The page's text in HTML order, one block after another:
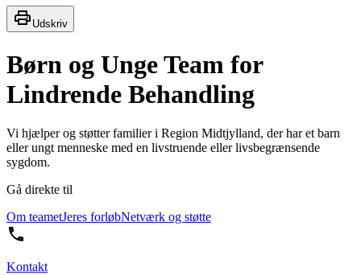
Udskriv
Børn og Unge Team for
Lindrende Behandling
Vi hjælper og støtter familier i Region Midtjylland, der har et barn
eller ungt menneske med en livstruende eller livsbegrænsende
sygdom.
Gå direkte til
Om teametJeres forløbNetværk og støtte
Kontakt